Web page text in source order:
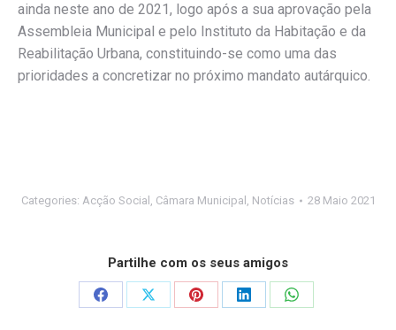
ainda neste ano de 2021, logo após a sua aprovação pela
Assembleia Municipal e pelo Instituto da Habitação e da
Reabilitação Urbana, constituindo-se como uma das
prioridades a concretizar no próximo mandato autárquico.
Categories: Acção Social , Câmara Municipal , Notícias 28 Maio 2021
Partilhe com os seus amigos
Share
Share
Share
Share
Share